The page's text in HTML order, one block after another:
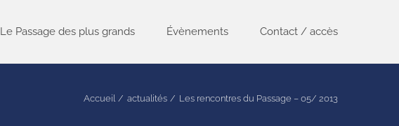
Le Passage des plus grands Évènements Contact / accès
Accueil actualités Les rencontres du Passage – 05/ 2013